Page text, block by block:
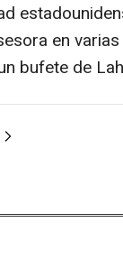
en varias
bufete de